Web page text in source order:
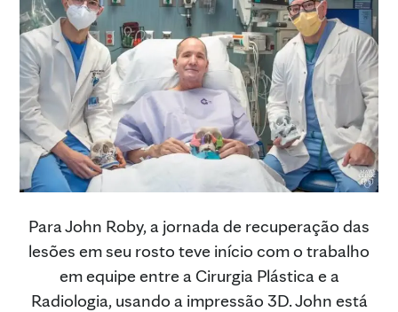
Para John Roby, a jornada de recuperação das
lesões em seu rosto teve início com o trabalho
em equipe entre a Cirurgia Plástica e a
Radiologia, usando a impressão 3D. John está